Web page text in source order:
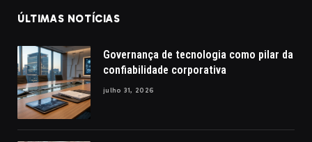
ÚLTIMAS NOTÍCIAS
Governança de tecnologia como pilar da
confiabilidade corporativa
julho 31, 2026